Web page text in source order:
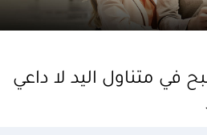
في متناول اليد لا داعي